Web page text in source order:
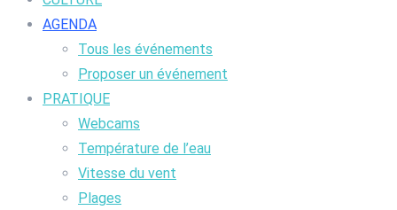
AGENDA
Tous les événements
Proposer un événement
PRATIQUE
Webcams
Température de l’eau
Vitesse du vent
Plages